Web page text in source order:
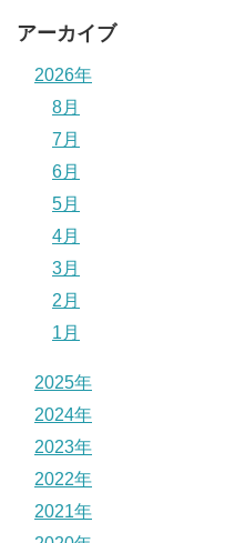
アーカイブ
2026年
8月
7月
6月
5月
4月
3月
2月
1月
2025年
2024年
2023年
2022年
2021年